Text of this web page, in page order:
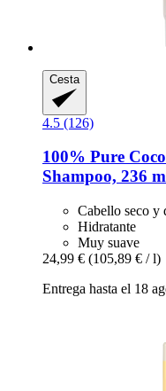
Cesta
4.5 (126)
100% Pure
Shampoo, 236
Cabello seco y
Hidratante
Muy suave
24,99 € (105,89 € / l)
Entrega hasta el 18